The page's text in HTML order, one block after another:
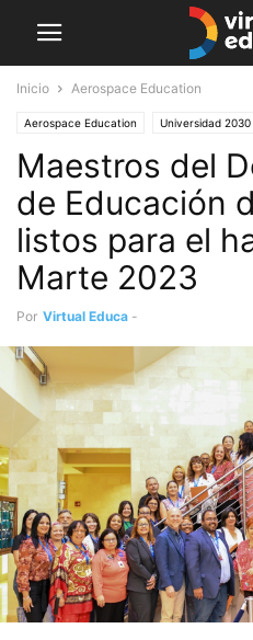
Inicio Aerospace Education
Aerospace Education Universidad 2030
Destacado Institucional
Maestros del
de Educación
listos para el
Marte 2023
Por Virtual Educa -